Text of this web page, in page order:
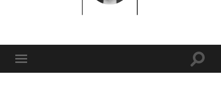
für
Mobile-
Menü